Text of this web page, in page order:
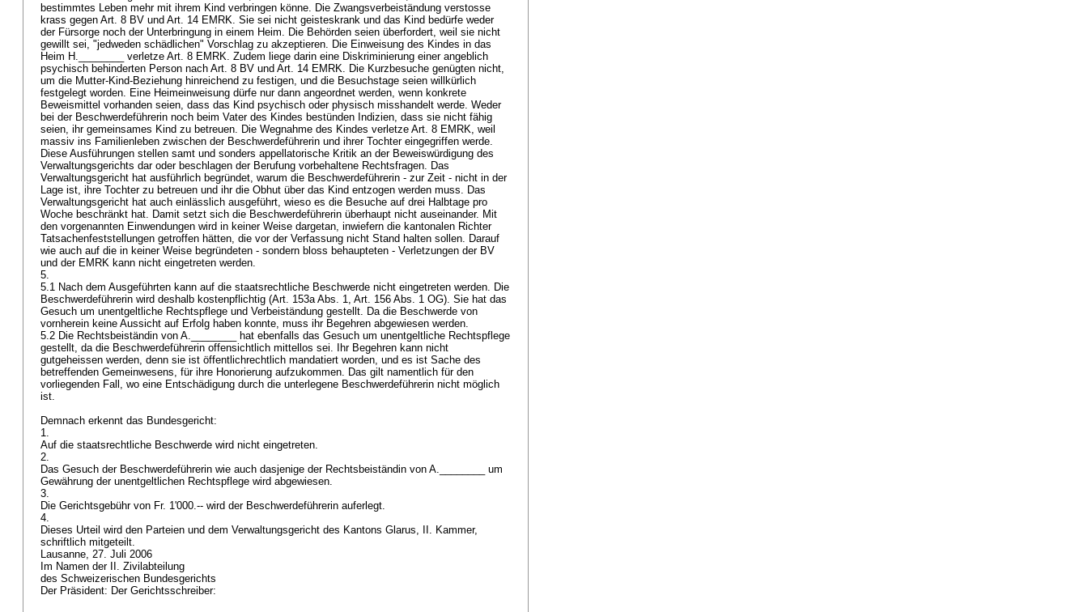
bestimmtes Leben mehr mit ihrem Kind verbringen könne. Die Zwangsverbeiständung verstosse
krass gegen Art. 8 BV und Art. 14 EMRK. Sie sei nicht geisteskrank und das Kind bedürfe weder
der Fürsorge noch der Unterbringung in einem Heim. Die Behörden seien überfordert, weil sie nicht
gewillt sei, "jedweden schädlichen" Vorschlag zu akzeptieren. Die Einweisung des Kindes in das
Heim H.________ verletze Art. 8 EMRK. Zudem liege darin eine Diskriminierung einer angeblich
psychisch behinderten Person nach Art. 8 BV und Art. 14 EMRK. Die Kurzbesuche genügten nicht,
um die Mutter-Kind-Beziehung hinreichend zu festigen, und die Besuchstage seien willkürlich
festgelegt worden. Eine Heimeinweisung dürfe nur dann angeordnet werden, wenn konkrete
Beweismittel vorhanden seien, dass das Kind psychisch oder physisch misshandelt werde. Weder
bei der Beschwerdeführerin noch beim Vater des Kindes bestünden Indizien, dass sie nicht fähig
seien, ihr gemeinsames Kind zu betreuen. Die Wegnahme des Kindes verletze Art. 8 EMRK, weil
massiv ins Familienleben zwischen der Beschwerdeführerin und ihrer Tochter eingegriffen werde.
Diese Ausführungen stellen samt und sonders appellatorische Kritik an der Beweiswürdigung des
Verwaltungsgerichts dar oder beschlagen der Berufung vorbehaltene Rechtsfragen. Das
Verwaltungsgericht hat ausführlich begründet, warum die Beschwerdeführerin - zur Zeit - nicht in der
Lage ist, ihre Tochter zu betreuen und ihr die Obhut über das Kind entzogen werden muss. Das
Verwaltungsgericht hat auch einlässlich ausgeführt, wieso es die Besuche auf drei Halbtage pro
Woche beschränkt hat. Damit setzt sich die Beschwerdeführerin überhaupt nicht auseinander. Mit
den vorgenannten Einwendungen wird in keiner Weise dargetan, inwiefern die kantonalen Richter
Tatsachenfeststellungen getroffen hätten, die vor der Verfassung nicht Stand halten sollen. Darauf
wie auch auf die in keiner Weise begründeten - sondern bloss behaupteten - Verletzungen der BV
und der EMRK kann nicht eingetreten werden.
5.
5.1 Nach dem Ausgeführten kann auf die staatsrechtliche Beschwerde nicht eingetreten werden. Die
Beschwerdeführerin wird deshalb kostenpflichtig (Art. 153a Abs. 1, Art. 156 Abs. 1 OG). Sie hat das
Gesuch um unentgeltliche Rechtspflege und Verbeiständung gestellt. Da die Beschwerde von
vornherein keine Aussicht auf Erfolg haben konnte, muss ihr Begehren abgewiesen werden.
5.2 Die Rechtsbeiständin von A.________ hat ebenfalls das Gesuch um unentgeltliche Rechtspflege
gestellt, da die Beschwerdeführerin offensichtlich mittellos sei. Ihr Begehren kann nicht
gutgeheissen werden, denn sie ist öffentlichrechtlich mandatiert worden, und es ist Sache des
betreffenden Gemeinwesens, für ihre Honorierung aufzukommen. Das gilt namentlich für den
vorliegenden Fall, wo eine Entschädigung durch die unterlegene Beschwerdeführerin nicht möglich
ist.
Demnach erkennt das Bundesgericht:
1.
Auf die staatsrechtliche Beschwerde wird nicht eingetreten.
2.
Das Gesuch der Beschwerdeführerin wie auch dasjenige der Rechtsbeiständin von A.________ um
Gewährung der unentgeltlichen Rechtspflege wird abgewiesen.
3.
Die Gerichtsgebühr von Fr. 1'000.-- wird der Beschwerdeführerin auferlegt.
4.
Dieses Urteil wird den Parteien und dem Verwaltungsgericht des Kantons Glarus, II. Kammer,
schriftlich mitgeteilt.
Lausanne, 27. Juli 2006
Im Namen der II. Zivilabteilung
des Schweizerischen Bundesgerichts
Der Präsident: Der Gerichtsschreiber: